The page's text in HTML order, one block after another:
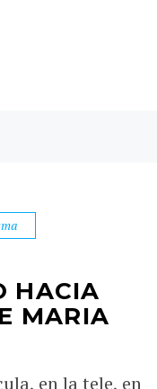
HACIA
MARIA
en la tele, en